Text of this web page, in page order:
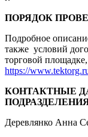
ПОРЯДОК
Подробное
также условий
торговой
https://
КОНТАКТНЫЕ
Деревлянко Анна